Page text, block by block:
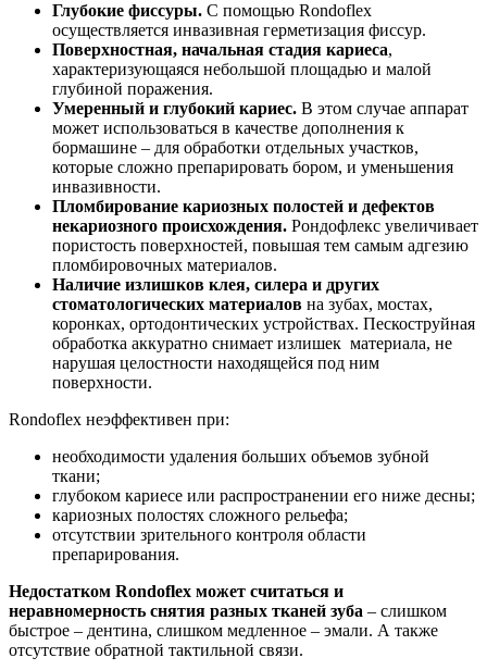
Глубокие фиссуры. С помощью Rondoflex
осуществляется инвазивная герметизация фиссур.
Поверхностная, начальная стадия кариеса,
характеризующаяся небольшой площадью и малой
глубиной поражения.
Умеренный и глубокий кариес. В этом случае аппарат
может использоваться в качестве дополнения к
бормашине – для обработки отдельных участков,
которые сложно препарировать бором, и уменьшения
инвазивности.
Пломбирование кариозных полостей и дефектов
некариозного происхождения. Рондофлекс увеличивает
пористость поверхностей, повышая тем самым адгезию
пломбировочных материалов.
Наличие излишков клея, силера и других
стоматологических материалов на зубах, мостах,
коронках, ортодонтических устройствах. Пескоструйная
обработка аккуратно снимает излишек материала, не
нарушая целостности находящейся под ним
поверхности.
Rondoflex неэффективен при:
необходимости удаления больших объемов зубной
ткани;
глубоком кариесе или распространении его ниже десны;
кариозных полостях сложного рельефа;
отсутствии зрительного контроля области
препарирования.
Недостатком Rondoflex может считаться и
неравномерность снятия разных тканей зуба – слишком
быстрое – дентина, слишком медленное – эмали. А также
отсутствие обратной тактильной связи.